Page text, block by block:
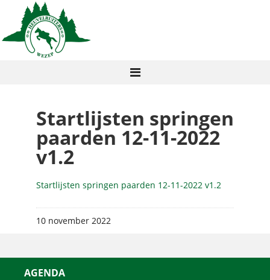
Startlijsten springen
paarden 12-11-2022
v1.2
Startlijsten springen paarden 12-11-2022 v1.2
10 november 2022
AGENDA